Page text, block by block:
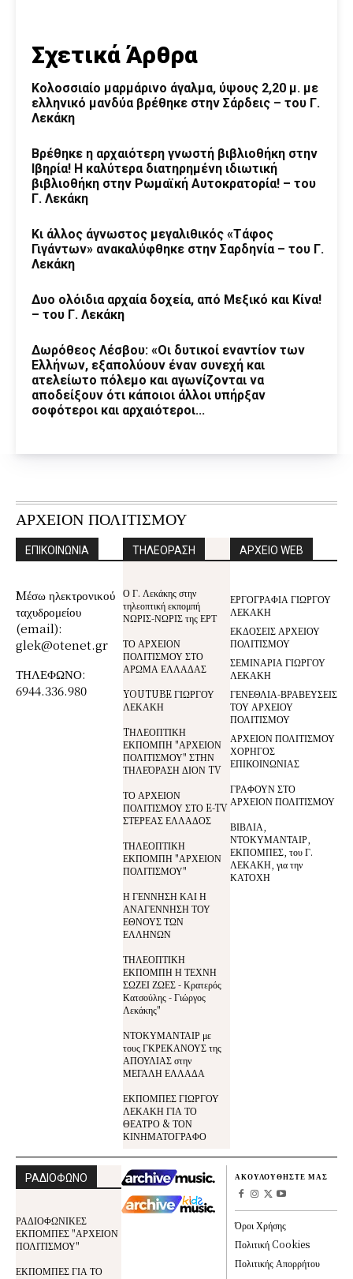
Σχετικά Άρθρα
Κολοσσιαίο μαρμάρινο άγαλμα, ύψους 2,20 μ. με
ελληνικό μανδύα βρέθηκε στην Σάρδεις – του Γ.
Λεκάκη
Βρέθηκε η αρχαιότερη γνωστή βιβλιοθήκη στην
Ιβηρία! Η καλύτερα διατηρημένη ιδιωτική
βιβλιοθήκη στην Ρωμαϊκή Αυτοκρατορία! – του
Γ. Λεκάκη
Κι άλλος άγνωστος μεγαλιθικός «Τάφος
Γιγάντων» ανακαλύφθηκε στην Σαρδηνία – του Γ.
Λεκάκη
Δυο ολόιδια αρχαία δοχεία, από Μεξικό και Κίνα!
– του Γ. Λεκάκη
Δωρόθεος Λέσβου: «Οι δυτικοί εναντίον των
Ελλήνων, εξαπολύουν έναν συνεχή και
ατελείωτο πόλεμο και αγωνίζονται να
αποδείξουν ότι κάποιοι άλλοι υπήρξαν
σοφότεροι και αρχαιότεροι...
ΑΡΧΕΙΟΝ ΠΟΛΙΤΙΣΜΟΥ
ΕΠΙΚΟΙΝΩΝΙΑ
Mέσω ηλεκτρονικού
ταχυδρομείου
(email):
glek@otenet.gr
ΤΗΛΕΦΩΝΟ:
6944.336.980
ΤΗΛΕΟΡΑΣΗ
Ο Γ. Λεκάκης στην
τηλεοπτική εκπομπή
ΝΩΡΙΣ-ΝΩΡΙΣ της ΕΡΤ
ΤΟ ΑΡΧΕΙΟΝ
ΠΟΛΙΤΙΣΜΟΥ ΣΤΟ
ΑΡΩΜΑ ΕΛΛΑΔΑΣ
YOUTUBE ΓΙΩΡΓΟΥ
ΛΕΚΑΚΗ
TΗΛΕΟΠΤΙΚΗ
ΕΚΠΟΜΠΗ "ΑΡΧΕΙΟΝ
ΠΟΛΙΤΙΣΜΟΥ" ΣΤΗΝ
ΤΗΛΕΌΡΑΣΗ ΔΙΟΝ TV
ΤΟ ΑΡΧΕΙΟΝ
ΠΟΛΙΤΙΣΜΟΥ ΣΤΟ E-TV
ΣΤΕΡΕΑΣ ΕΛΛΑΔΟΣ
ΤΗΛΕΟΠΤΙΚΗ
ΕΚΠΟΜΠΗ "ΑΡΧΕΙΟΝ
ΠΟΛΙΤΙΣΜΟΥ"
Η ΓΕΝΝΗΣΗ ΚΑΙ Η
ΑΝΑΓΕΝΝΗΣΗ ΤΟΥ
ΕΘΝΟΥΣ ΤΩΝ
ΕΛΛΗΝΩΝ
ΤΗΛΕΟΠΤΙΚΗ
ΕΚΠΟΜΠΗ Η ΤΕΧΝΗ
ΣΩΖΕΙ ΖΩΕΣ - Κρατερός
Κατσούλης - Γιώργος
Λεκάκης"
ΝΤΟΚΥΜΑΝΤΑΙΡ με
τους ΓΚΡΕΚΑΝΟΥΣ της
ΑΠΟΥΛΙΑΣ στην
ΜΕΓΑΛΗ ΕΛΛΑΔΑ
ΕΚΠΟΜΠΕΣ ΓΙΩΡΓΟΥ
ΛΕΚΑΚΗ ΓΙΑ ΤΟ
ΘΕΑΤΡΟ & ΤΟΝ
ΚΙΝΗΜΑΤΟΓΡΑΦΟ
ΑΡΧΕΙΟ WEB
ΕΡΓΟΓΡΑΦΙΑ ΓΙΩΡΓΟΥ
ΛΕΚΑΚΗ
ΕΚΔΟΣΕΙΣ ΑΡΧΕΙΟΥ
ΠΟΛΙΤΙΣΜΟΥ
ΣΕΜΙΝΑΡΙΑ ΓΙΩΡΓΟΥ
ΛΕΚΑΚΗ
ΓΕΝΕΘΛΙΑ-ΒΡΑΒΕΥΣΕΙΣ
ΤΟΥ ΑΡΧΕΙΟΥ
ΠΟΛΙΤΙΣΜΟΥ
ΑΡΧΕΙΟΝ ΠΟΛΙΤΙΣΜΟΥ
ΧΟΡΗΓΟΣ
ΕΠΙΚΟΙΝΩΝΙΑΣ
ΓΡΑΦΟΥΝ ΣΤΟ
ΑΡΧΕΙΟΝ ΠΟΛΙΤΙΣΜΟΥ
ΒΙΒΛΙΑ,
ΝΤΟΚΥΜΑΝΤΑΙΡ,
ΕΚΠΟΜΠΕΣ, του Γ.
ΛΕΚΑΚΗ, για την
ΚΑΤΟΧΗ
ΡΑΔΙΟΦΩΝΟ
ΡΑΔΙΟΦΩΝΙΚΕΣ
ΕΚΠΟΜΠΕΣ "ΑΡΧΕΙΟΝ
ΠΟΛΙΤΙΣΜΟΥ"
ΕΚΠΟΜΠΕΣ ΓΙΑ ΤΟ
ΑΚΟΥΛΟΥΘΗΣΤΕ ΜΑΣ
Όροι Χρήσης
Πολιτική Cookies
Πολιτικής Απορρήτου